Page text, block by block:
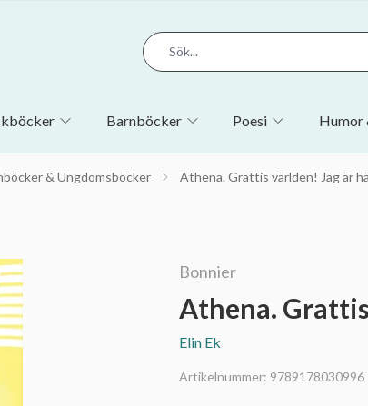
Barnböcker Poesi Humor
& Ungdomsböcker Athena. Grattis världen! Jag är
Bonnier
Athena.
Elin Ek
Artikelnummer: 9789178030996